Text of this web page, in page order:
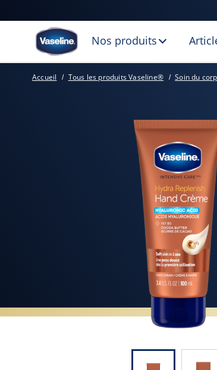
Nos produits
Accueil Tous les produits Vaseline® Soin du